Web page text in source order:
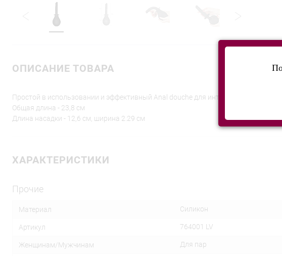
ОПИСАНИЕ ТОВАРА
Простой в использовании и эффективный Anal douche для интимной чистки и
Общая длина - 23,8 см
Длина насадки - 12,6 см, ширина 2.29 см
ХАРАКТЕРИСТИКИ
Прочие
Материал Силикон
Артикул 764001 LV
Женщинам/Мужчинам Для пар